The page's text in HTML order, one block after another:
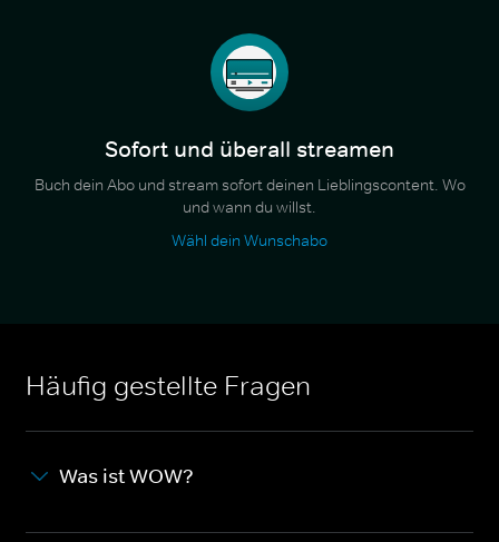
Sofort und überall streamen
Buch dein Abo und stream sofort deinen Lieblingscontent. Wo
und wann du willst.
Wähl dein Wunschabo
Häufig gestellte Fragen
Was ist WOW?